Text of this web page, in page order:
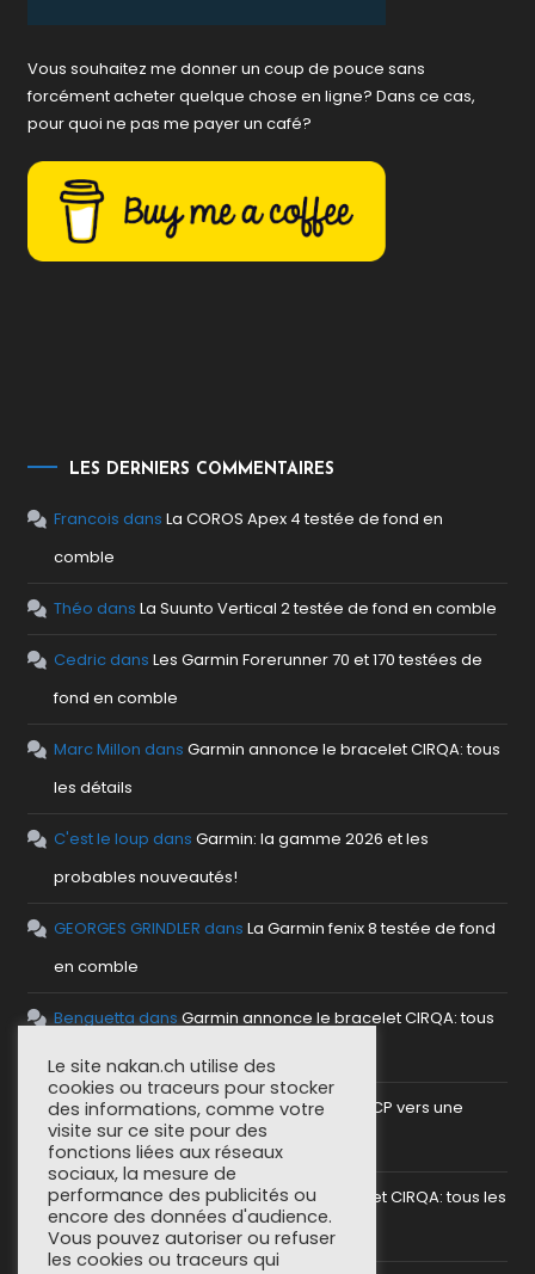
Vous souhaitez me donner un coup de pouce sans
forcément acheter quelque chose en ligne? Dans ce cas,
pour quoi ne pas me payer un café?
LES DERNIERS COMMENTAIRES
Francois dansLa COROS Apex 4 testée de fond en
comble
Théo dansLa Suunto Vertical 2 testée de fond en comble
CedricdansLes Garmin Forerunner 70 et 170 testées de
fond en comble
Marc Millon dansGarmin annonce le bracelet CIRQA: tous
les détails
C'est le loup dansGarmin: la gamme 2026 et les
probables nouveautés!
GEORGES GRINDLER dansLa Garmin fenix 8 testée de fond
en comble
Benguetta dansGarmin annonce le bracelet CIRQA: tous
les détails
anthodansMettre en place un serveur MCP vers une
plateforme sportive
SoCorsudans Garmin annonce le bracelet CIRQA: tous les
détails
Le site nakan.ch utilise des
cookies ou traceurs pour stocker
des informations, comme votre
visite sur ce site pour des
fonctions liées aux réseaux
sociaux, la mesure de
performance des publicités ou
encore des données d'audience.
Vous pouvez autoriser ou refuser
les cookies ou traceurs qui